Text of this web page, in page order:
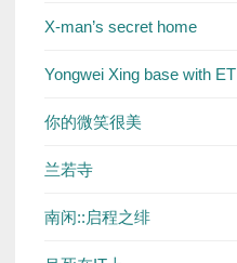
X-man’s secret home
Yongwei Xing base with ET
你的微笑很美
兰若寺
南闲::启程之绯